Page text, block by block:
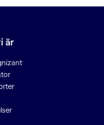
är